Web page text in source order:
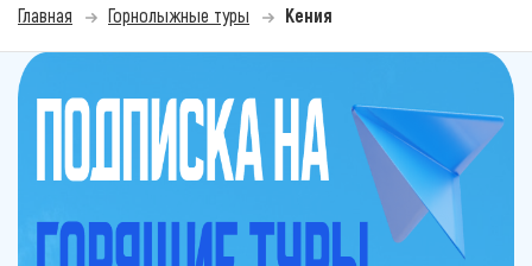
Главная Горнолыжные туры Кения